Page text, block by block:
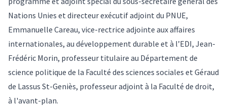
Nations Unies et directeur exécutif adjoint du PNUE,
Emmanuelle Careau, vice-rectrice adjointe aux affaires
internationales, au développement durable et à l’EDI, Jean-
Frédéric Morin, professeur titulaire au Département de
science politique de la Faculté des sciences sociales et Géraud
de Lassus St-Geniès, professeur adjoint à la Faculté de droit,
à l'avant-plan.